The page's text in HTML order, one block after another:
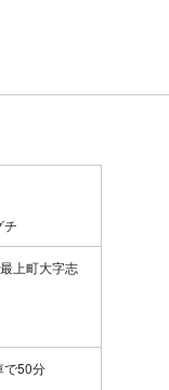
チ
上町大字志
で50分